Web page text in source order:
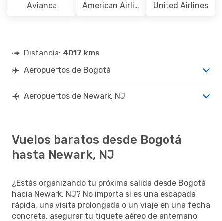
Avianca American Airlines United Airlines
Distancia: 4017 kms
Aeropuertos de Bogotá
Aeropuertos de Newark, NJ
Vuelos baratos desde Bogotá
hasta Newark, NJ
¿Estás organizando tu próxima salida desde Bogotá
hacia Newark, NJ? No importa si es una escapada
rápida, una visita prolongada o un viaje en una fecha
concreta, asegurar tu tiquete aéreo de antemano